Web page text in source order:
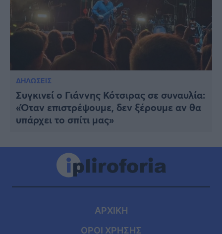
ΔΗΛΩΣΕΙΣ
Συγκινεί ο Γιάννης Κότσιρας σε συναυλία:
«Όταν επιστρέψουμε, δεν ξέρουμε αν θα
υπάρχει το σπίτι μας»
ΑΡΧΙΚΗ
ΟΡΟΙ ΧΡΗΣΗΣ